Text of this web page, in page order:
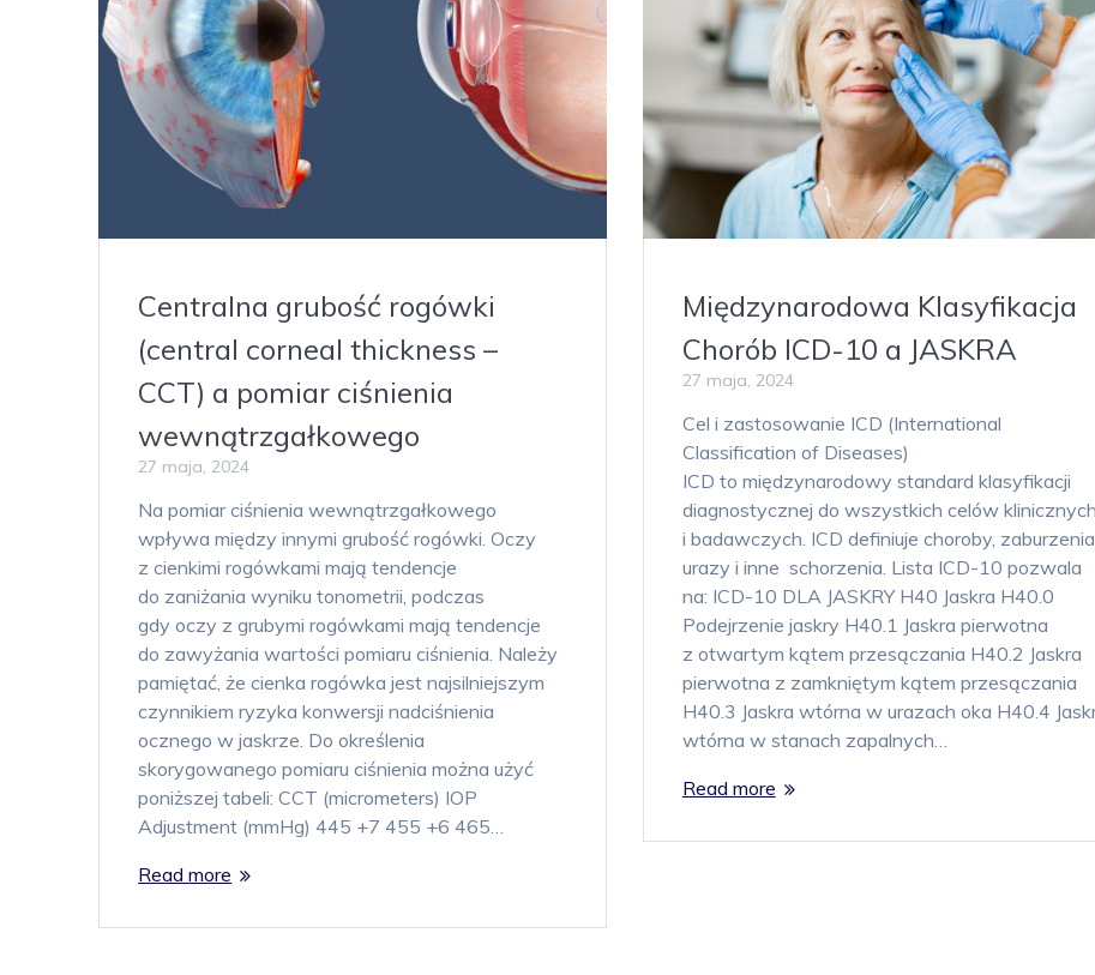
Centralna grubość rogówki
(central corneal thickness –
CCT) a pomiar ciśnienia
wewnątrzgałkowego
27 maja, 2024
Na pomiar ciśnienia wewnątrzgałkowego
wpływa między innymi grubość rogówki. Oczy
z cienkimi rogówkami mają tendencje
do zaniżania wyniku tonometrii, podczas
gdy oczy z grubymi rogówkami mają tendencje
do zawyżania wartości pomiaru ciśnienia. Należy
pamiętać, że cienka rogówka jest najsilniejszym
czynnikiem ryzyka konwersji nadciśnienia
ocznego w jaskrze. Do określenia
skorygowanego pomiaru ciśnienia można użyć
poniższej tabeli: CCT (micrometers) IOP
Adjustment (mmHg) 445 +7 455 +6 465…
Read more
Międzynarodowa Klasyfikacja
Chorób ICD-10 a JASKRA
27 maja, 2024
Cel i zastosowanie ICD (International
Classification of Diseases)
ICD to międzynarodowy standard klasyfikacji
diagnostycznej do wszystkich celów klinicznych
i badawczych. ICD definiuje choroby, zaburzenia,
urazy i inne schorzenia. Lista ICD-10 pozwala
na: ICD-10 DLA JASKRY H40 Jaskra H40.0
Podejrzenie jaskry H40.1 Jaskra pierwotna
z otwartym kątem przesączania H40.2 Jaskra
pierwotna z zamkniętym kątem przesączania
H40.3 Jaskra wtórna w urazach oka H40.4
wtórna w stanach zapalnych…
Read more